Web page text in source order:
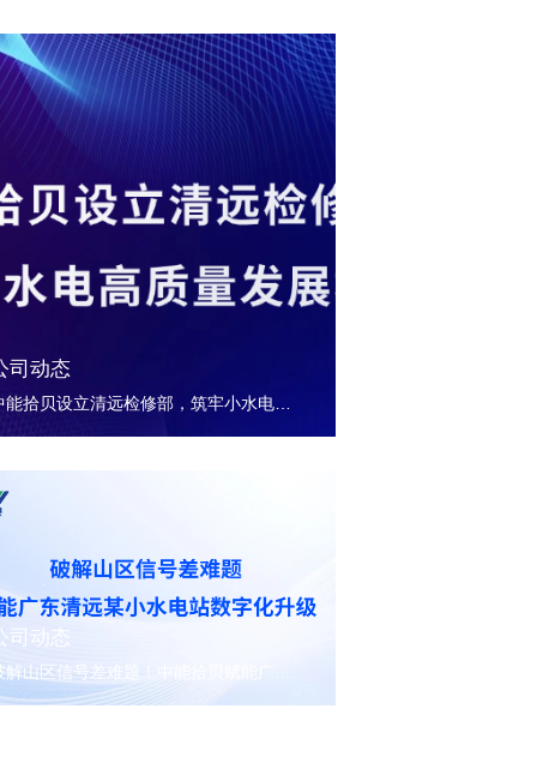
司动态
中能拾贝设立清远检修部，筑牢小水电高质量发展根基
司动态